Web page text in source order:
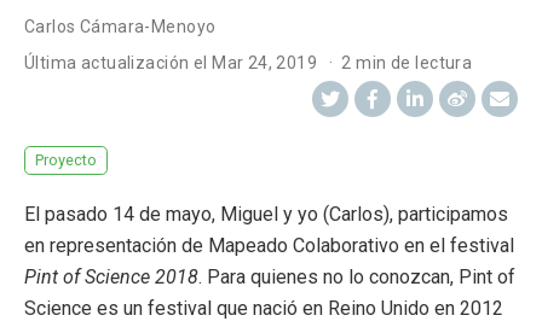
Carlos Cámara-Menoyo
Última actualización el
Mar 24, 2019 2 min de lectura
Proyecto
El pasado 14 de mayo, Miguel y yo (Carlos), participamos
en representación de Mapeado Colaborativo en el festival
Pint of Science 2018. Para quienes no lo conozcan, Pint of
Science es un festival que nació en Reino Unido en 2012